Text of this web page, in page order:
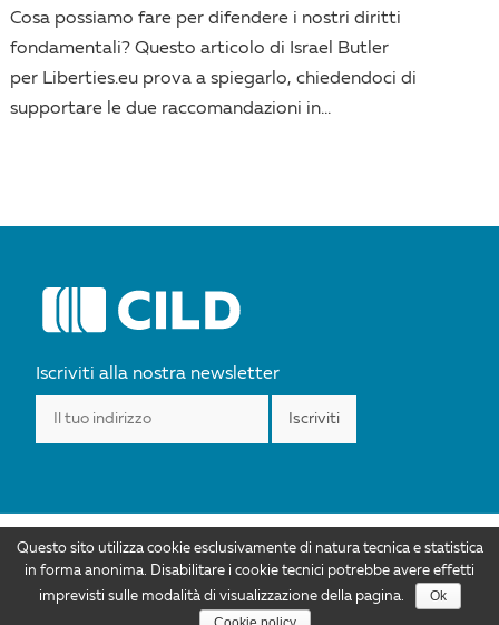
Cosa possiamo fare per difendere i nostri diritti
fondamentali? Questo articolo di Israel Butler
per Liberties.eu prova a spiegarlo, chiedendoci di
supportare le due raccomandazioni in...
Iscriviti alla nostra newsletter
Attribuzione 4.0 Internazionale. Autorizzazioni ulteriori rispetto allo scopo di
questa licenza sono disponibili all'indirizzo info@cild.eu |Privacy policy
Questo sito utilizza cookie esclusivamente di natura tecnica e statistica
in forma anonima. Disabilitare i cookie tecnici potrebbe avere effetti
imprevisti sulle modalità di visualizzazione della pagina.
Ok